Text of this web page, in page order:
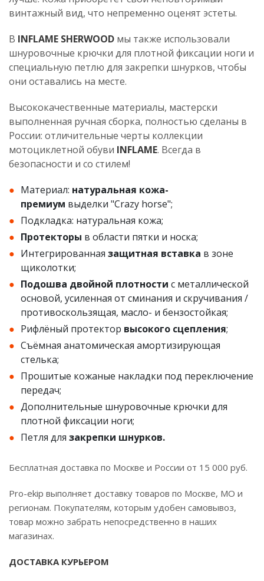
винтажный вид, что непременно оценят эстеты.
В INFLAME SHERWOOD мы также использовали
шнуровочные крючки для плотной фиксации ноги и
специальную петлю для закрепки шнурков, чтобы
они оставались на месте.
Высококачественные материалы, мастерски
выполненная ручная сборка, полностью сделаны в
России: отличительные черты коллекции
мотоциклетной обуви INFLAME. Всегда в
безопасности и со стилем!
Материал: натуральная кожа-
премиум выделки "Crazy horse";
Подкладка: натуральная кожа;
Протекторы в области пятки и носка;
Интегрированная защитная вставка в зоне
щиколотки;
Подошва двойной плотности с металлической
основой, усиленная от сминания и скручивания /
противоскользящая, масло- и бензостойкая;
Рифлёный протектор высокого сцепления;
Съёмная анатомическая амортизирующая
стелька;
Прошитые кожаные накладки под переключение
передач;
Дополнительные шнуровочные крючки для
плотной фиксации ноги;
Петля для закрепки шнурков.
Бесплатная доставка по Москве и России от 15 000 руб.
Pro-ekip выполняет доставку товаров по Москве, МО и
регионам. Покупателям, которым удобен самовывоз,
товар можно забрать непосредственно в наших
магазинах.
ДОСТАВКА КУРЬЕРОМ